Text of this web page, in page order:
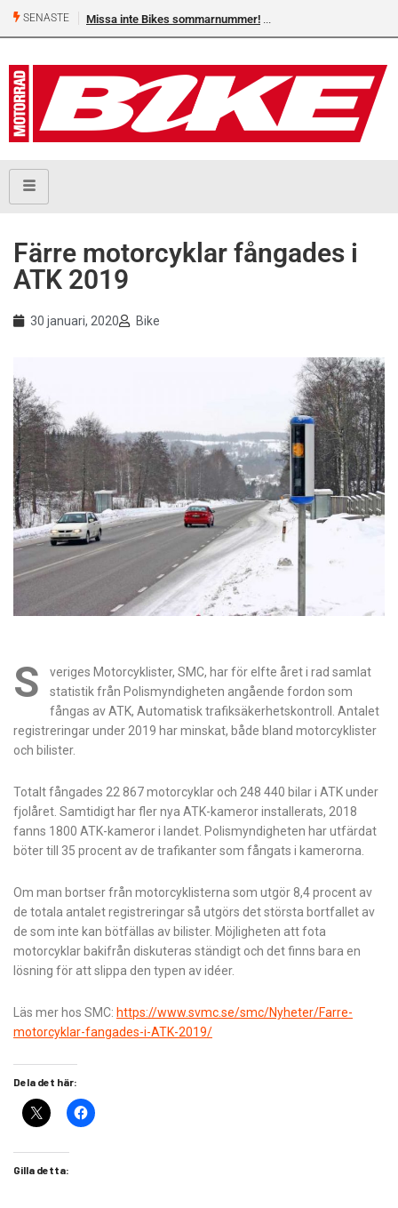
SENASTE Missa inte Bikes sommarnummer!
Färre motorcyklar fångades i
ATK 2019
30 januari, 2020 Bike
S
veriges Motorcyklister, SMC, har för elfte året i rad samlat
statistik från Polismyndigheten angående fordon som
fångas av ATK, Automatisk trafiksäkerhetskontroll. Antalet
registreringar under 2019 har minskat, både bland motorcyklister
och bilister.
Totalt fångades 22 867 motorcyklar och 248 440 bilar i ATK under
fjolåret. Samtidigt har fler nya ATK-kameror installerats, 2018
fanns 1800 ATK-kameror i landet. Polismyndigheten har utfärdat
böter till 35 procent av de trafikanter som fångats i kamerorna.
Om man bortser från motorcyklisterna som utgör 8,4 procent av
de totala antalet registreringar så utgörs det största bortfallet av
de som inte kan bötfällas av bilister. Möjligheten att fota
motorcyklar bakifrån diskuteras ständigt och det finns bara en
lösning för att slippa den typen av idéer.
Läs mer hos SMC: https://www.svmc.se/smc/Nyheter/Farre-
motorcyklar-fangades-i-ATK-2019/
Dela det här:
Gilla detta: